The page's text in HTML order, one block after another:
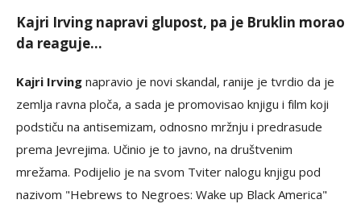
Kajri Irving napravi glupost, pa je Bruklin morao
da reaguje...
Kajri Irving napravio je novi skandal, ranije je tvrdio da je
zemlja ravna ploča, a sada je promovisao knjigu i film koji
podstiču na antisemizam, odnosno mržnju i predrasude
prema Jevrejima. Učinio je to javno, na društvenim
mrežama. Podijelio je na svom Tviter nalogu knjigu pod
nazivom "Hebrews to Negroes: Wake up Black America"